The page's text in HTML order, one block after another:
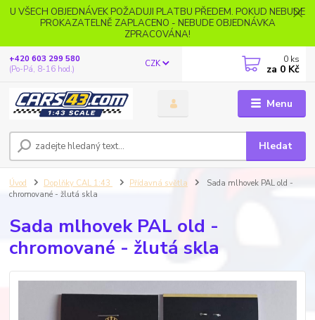
U VŠECH OBJEDNÁVEK POŽADUJI PLATBU PŘEDEM. POKUD NEBUDE
PROKAZATELNĚ ZAPLACENO - NEBUDE OBJEDNÁVKA
ZPRACOVÁNA!
Menu
CZK
Hledat
+420 603 299 580
(Po-Pá, 8-16 hod.)
0 ks
za 0 Kč
Úvod Doplňky CAL 1:43 Přídavná světla
Sada mlhovek PAL old -
chromované - žlutá skla
Sada mlhovek PAL old -
chromované - žlutá skla